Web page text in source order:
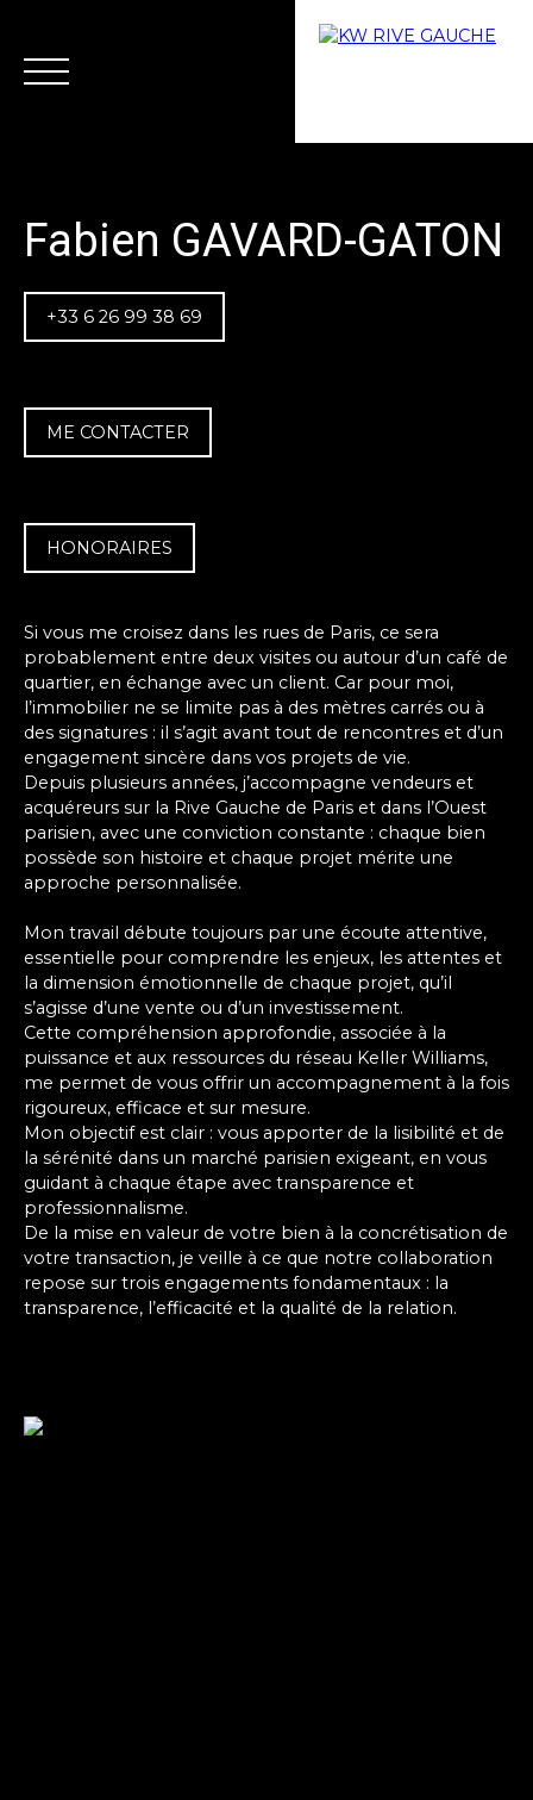
Accueil Acheter
Fabien GAVARD-GATON
+33 6 26 99 38 69
ME CONTACTER
HONORAIRES
Si vous me croisez dans les rues de Paris, ce sera
probablement entre deux visites ou autour d’un café de
quartier, en échange avec un client. Car pour moi,
l’immobilier ne se limite pas à des mètres carrés ou à
des signatures : il s’agit avant tout de rencontres et d’un
engagement sincère dans vos projets de vie.
Depuis plusieurs années, j’accompagne vendeurs et
acquéreurs sur la Rive Gauche de Paris et dans l’Ouest
parisien, avec une conviction constante : chaque bien
possède son histoire et chaque projet mérite une
approche personnalisée.
Mon travail débute toujours par une écoute attentive,
essentielle pour comprendre les enjeux, les attentes et
la dimension émotionnelle de chaque projet, qu’il
s’agisse d’une vente ou d’un investissement.
Cette compréhension approfondie, associée à la
puissance et aux ressources du réseau Keller Williams,
me permet de vous offrir un accompagnement à la fois
rigoureux, efficace et sur mesure.
Mon objectif est clair : vous apporter de la lisibilité et de
la sérénité dans un marché parisien exigeant, en vous
guidant à chaque étape avec transparence et
professionnalisme.
De la mise en valeur de votre bien à la concrétisation de
votre transaction, je veille à ce que notre collaboration
repose sur trois engagements fondamentaux : la
transparence, l’efficacité et la qualité de la relation.